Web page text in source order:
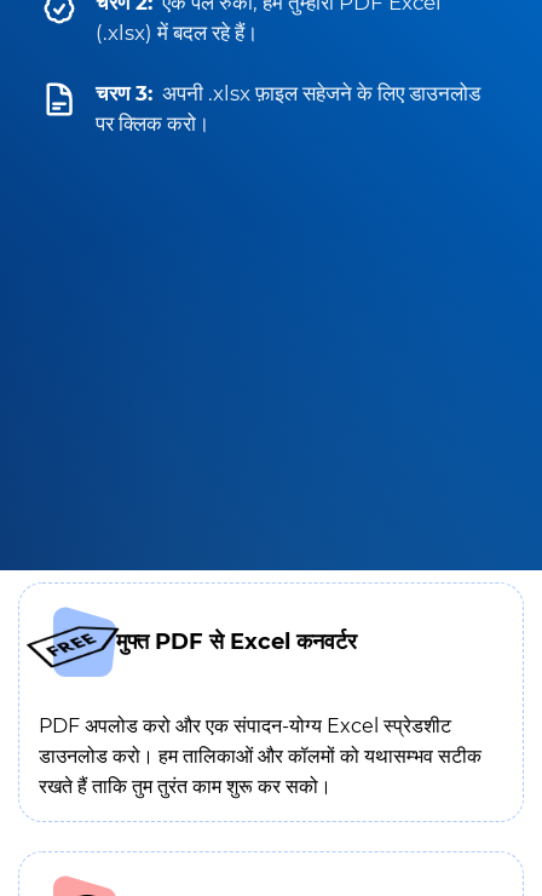
(.xlsx) में बदल रहे हैं।
चरण 3: अपनी .xlsx फ़ाइल सहेजने के लिए डाउनलोड
पर क्लिक करो।
मुफ्त PDF से Excel कनवर्टर
PDF अपलोड करो और एक संपादन-योग्य Excel स्प्रेडशीट
डाउनलोड करो। हम तालिकाओं और कॉलमों को यथासम्भव सटीक
रखते हैं ताकि तुम तुरंत काम शुरू कर सको।